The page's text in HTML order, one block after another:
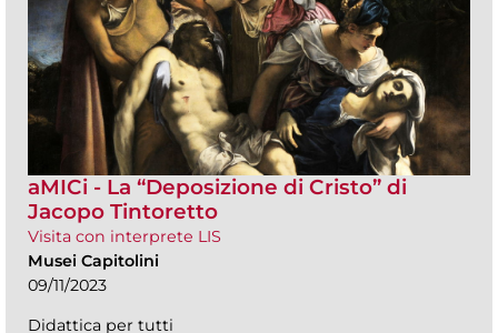
aMICi - La “Deposizione di Cristo” di
Jacopo Tintoretto
Visita con interprete LIS
Musei Capitolini
09/11/2023
Didattica per tutti